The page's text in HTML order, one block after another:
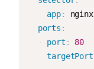
app:
nginx
ports :
-
port :
80
targetPort